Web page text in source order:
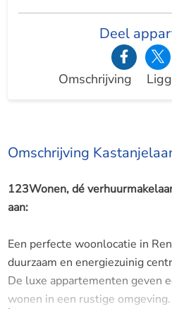
Deel
Omschrijving
Omschrijving
123Wonen, dé
aan:
Een perfecte woonlocatie in
duurzaam en energiezuinig
De luxe appartementen geven
wonen in een rustige